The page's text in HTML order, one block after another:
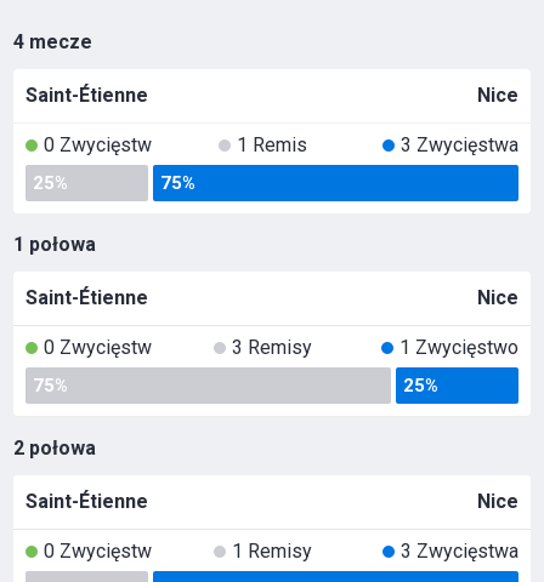
4 mecze
Saint-Étienne Nice
0 Zwycięstw 1 Remis 3 Zwycięstwa
25% 75%
1 połowa
Saint-Étienne Nice
0 Zwycięstw 3 Remisy 1 Zwycięstwo
75% 25%
2 połowa
Saint-Étienne Nice
0 Zwycięstw 1 Remisy 3 Zwycięstwa